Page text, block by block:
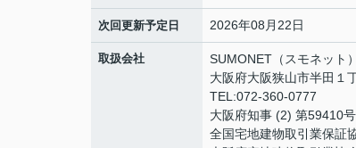
次回更新予定日 2026年08月22日
取扱会社
SUMONET（スモネット
大阪府大阪狭山市半田１
TEL:072-360-0777
大阪府知事 (2) 第59410号
全国宅地建物取引業保証